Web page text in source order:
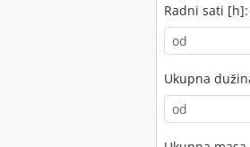
Radni sati [h]:
Ukupna